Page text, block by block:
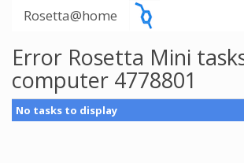
Rosetta@home
Error Rosetta Mini
computer 4778801
No tasks to display